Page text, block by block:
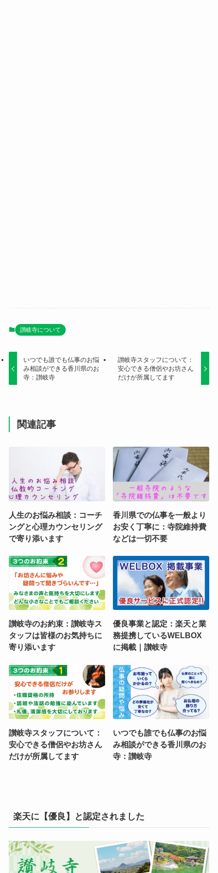
讃岐寺について
いつでも誰でも仏事のお悩
み相談ができる香川県のお
寺：讃岐寺
讃岐寺スタッフについて：
安心できる僧侶やお坊さん
だけが所属してます
関連記事
人生のお悩み相談：コーチ
ングと心理カウンセリング
で寄り添います
香川県での仏事を一般より
お安く丁寧に：寺院維持費
などは一切不要
讃岐寺のお約束：讃岐寺ス
タッフは皆様のお気持ちに
寄り添います
優良事業と認定：楽天と業
務提携しているWELBOX
に掲載｜讃岐寺
讃岐寺スタッフについて：
安心できる僧侶やお坊さん
だけが所属してます
いつでも誰でも仏事のお悩
み相談ができる香川県のお
寺：讃岐寺
楽天に【優良】と認定されました